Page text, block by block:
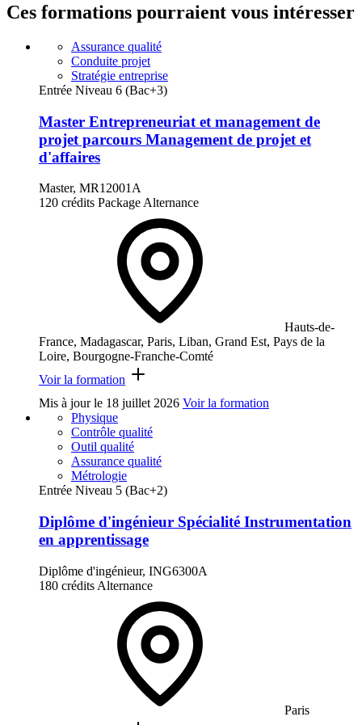
Ces formations pourraient vous intéresser
Assurance qualité
Conduite projet
Stratégie entreprise
Entrée Niveau 6 (Bac+3)
Master Entrepreneuriat et management de
projet parcours Management de projet et
d'affaires
Master, MR12001A
120 crédits Package Alternance
Hauts-de-
France, Madagascar, Paris, Liban, Grand Est, Pays de la
Loire, Bourgogne-Franche-Comté
Voir la formation
Mis à jour le 18 juillet 2026 Voir la formation
Physique
Contrôle qualité
Outil qualité
Assurance qualité
Métrologie
Entrée Niveau 5 (Bac+2)
Diplôme d'ingénieur Spécialité Instrumentation
en apprentissage
Diplôme d'ingénieur, ING6300A
180 crédits Alternance
Paris